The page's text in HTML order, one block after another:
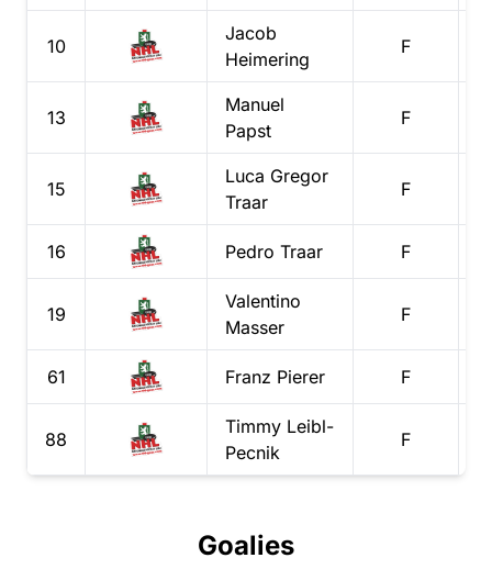
10
Jacob
Heimering
F
13
Manuel
Papst
F
15
Luca Gregor
Traar
F
16 Pedro Traar F
19
Valentino
Masser
F
61 Franz Pierer F
88
Timmy Leibl-
Pecnik
F
Goalies